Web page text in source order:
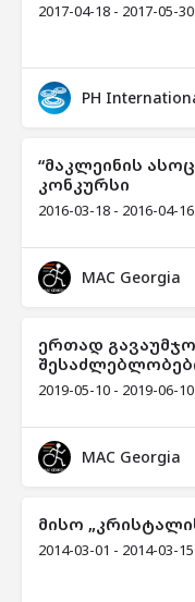
2017-04-18 - 2017-05-30
PH
“მაკლეინის
კონკურსი
2016-03-18 - 2016-04-16
MAC Georgia
ერთად
2019-05-10 - 2019-06-10
MAC Georgia
მისო
2014-03-01 - 2014-03-15